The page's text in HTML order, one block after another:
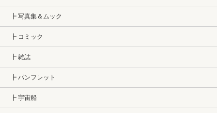
┣ 写真集＆ムック
┣ コミック
┣ 雑誌
┣ パンフレット
┣ 宇宙船